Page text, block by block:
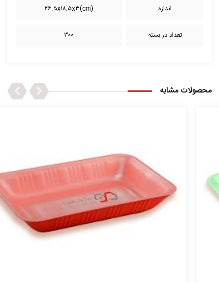
اندازه (cm)۲۶.۵x۱۸.۵x۳
تعداد در بسته ۳۰۰
محصولات مشابه Previous
Next